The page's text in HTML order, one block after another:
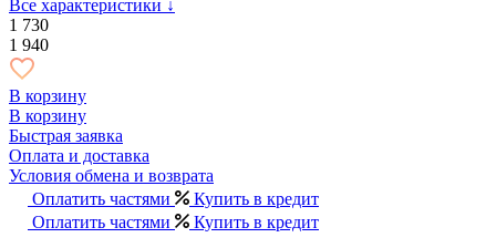
Все характеристики ↓
1 730
1 940
В корзину
В корзину
Быстрая заявка
Оплата и доставка
Условия обмена и возврата
Оплатить частями
Купить в кредит
Оплатить частями
Купить в кредит